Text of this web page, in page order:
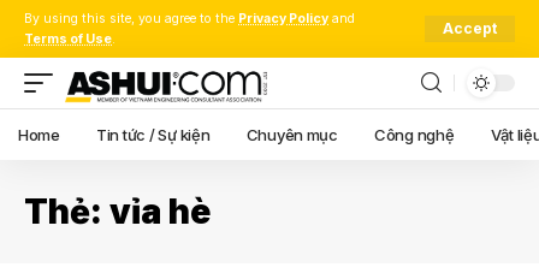
By using this site, you agree to the Privacy Policy and
Terms of Use.
Accept
Home Tin tức / Sự kiện Chuyên mục Công nghệ Vật
Thẻ: vỉa hè